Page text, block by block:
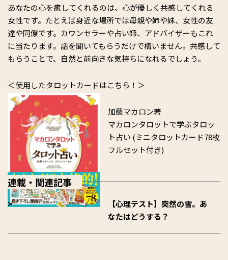
あなたの心を癒してくれるのは、心が優しく共感してくれる
女性です。たとえば身近な場所では母親や姉や妹、女性の友
達や同僚です。カウンセラーや占い師、アドバイザーもこれ
に当たります。話を聞いてもらうだけで構いません。共感して
もらうことで、自然と前向きな気持ちになれるでしょう。
＜使用したタロットカードはこちら！＞
加藤マカロン著
マカロンタロットで学ぶタロッ
ト占い (ミニタロットカード78枚
フルセット付き)
連載・関連記事
【心理テスト】突然の雪。あ
なたはどうする？